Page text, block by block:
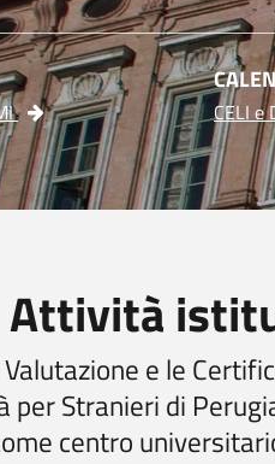
CELI e
Attività
e le
per Stranieri di
centro